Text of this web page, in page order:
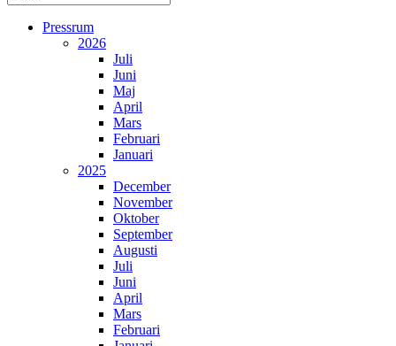
Pressrum
2026
Juli
Juni
Maj
April
Mars
Februari
Januari
2025
December
November
Oktober
September
Augusti
Juli
Juni
April
Mars
Februari